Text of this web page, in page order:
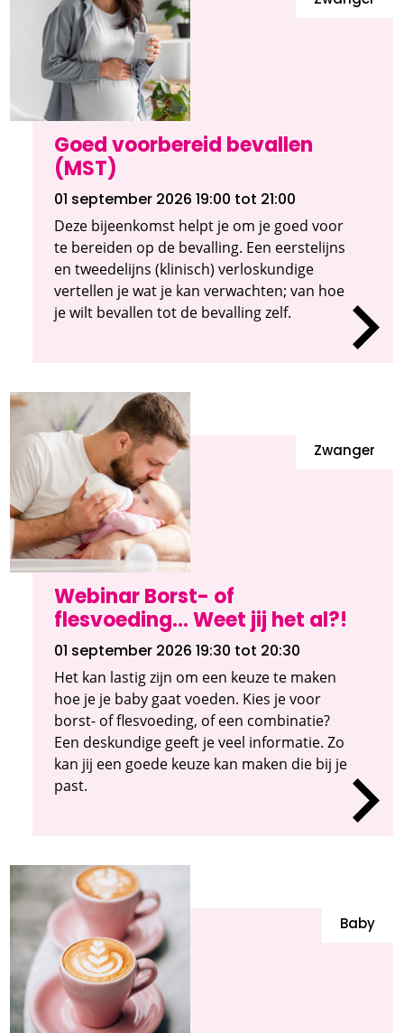
Goed voorbereid bevallen
(MST)
01 september 2026 19:00 tot 21:00
Deze bijeenkomst helpt je om je goed voor
te bereiden op de bevalling. Een eerstelijns
en tweedelijns (klinisch) verloskundige
vertellen je wat je kan verwachten; van hoe
je wilt bevallen tot de bevalling zelf.
Webinar Borst- of
flesvoeding... Weet jij het al?!
Zwanger
01 september 2026 19:30 tot 20:30
Het kan lastig zijn om een keuze te maken
hoe je je baby gaat voeden. Kies je voor
borst- of flesvoeding, of een combinatie?
Een deskundige geeft je veel informatie. Zo
kan jij een goede keuze kan maken die bij je
past.
Baby